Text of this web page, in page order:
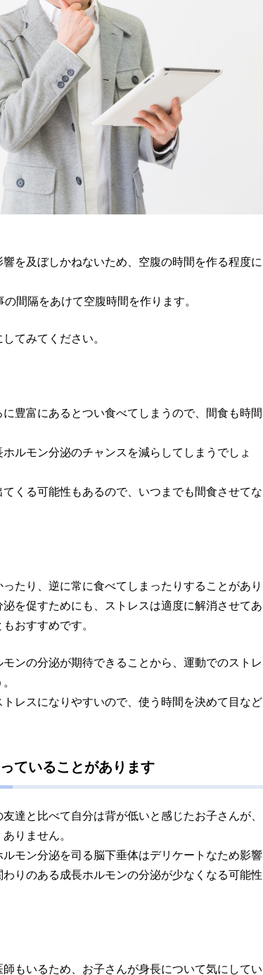
を及ぼしかねないため、空腹の時間を作る程度に
間隔をあけて空腹時間を作ります。
てみてください。
豊富にあるとつい食べてしまうので、間食も時間
ルモン分泌のチャンスを減らしてしまうでしょ
くる可能性もあるので、いつまでも間食させてな
たり、逆に常に食べてしまったりすることがあり
を促すためにも、ストレスは適度に解消させてあ
おすすめです。
ンの分泌が期待できることから、運動でのストレ
レスになりやすいので、使う時間を決めて目など
ていることがあります
達と比べて自分は背が低いと感じたお子さんが、
りません。
モン分泌を司る脳下垂体はデリケートなため影響
りのある成長ホルモンの分泌が少なくなる可能性
もいるため、お子さんが身長について気にしてい